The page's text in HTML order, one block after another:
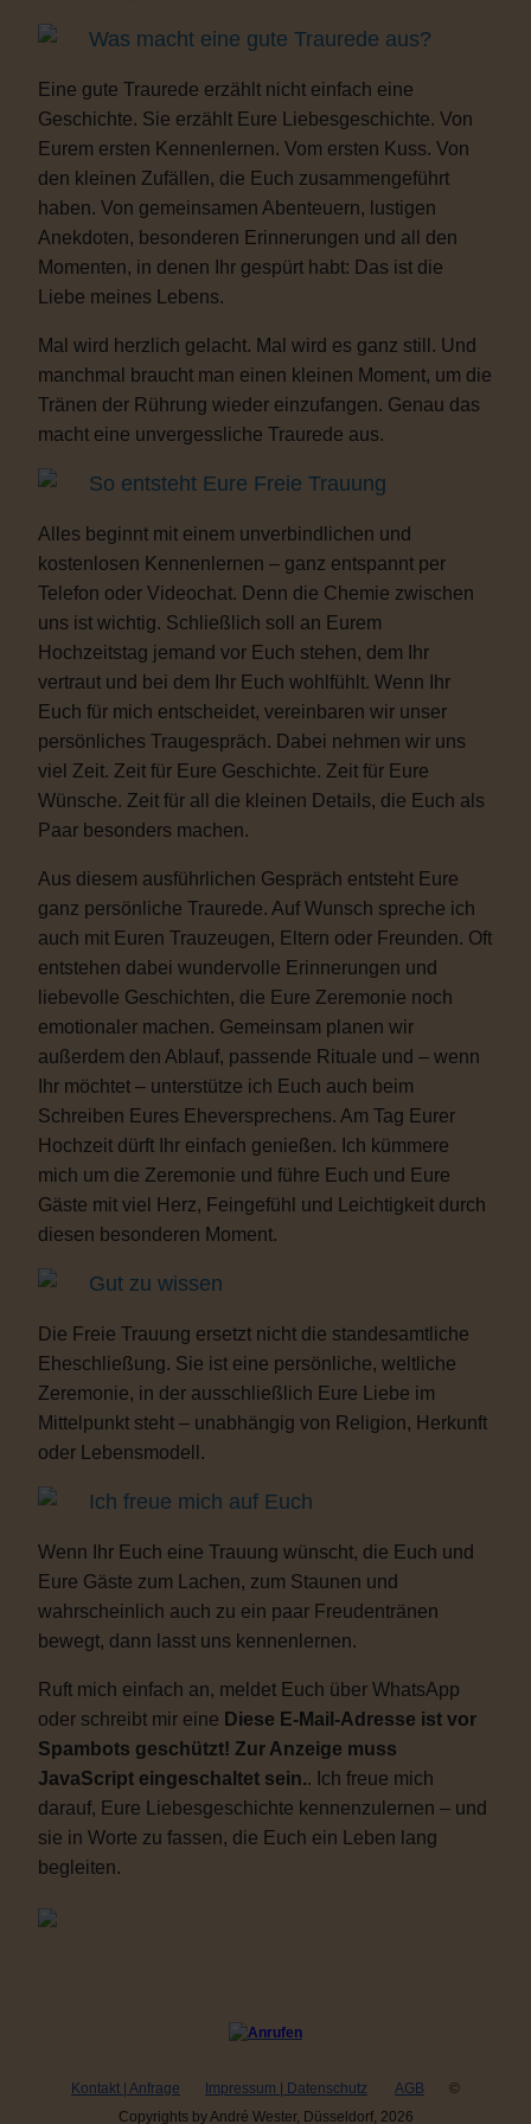
Was macht eine gute Traurede aus?
Eine gute Traurede erzählt nicht einfach eine
Geschichte. Sie erzählt Eure Liebesgeschichte. Von
Eurem ersten Kennenlernen. Vom ersten Kuss. Von
den kleinen Zufällen, die Euch zusammengeführt
haben. Von gemeinsamen Abenteuern, lustigen
Anekdoten, besonderen Erinnerungen und all den
Momenten, in denen Ihr gespürt habt: Das ist die
Liebe meines Lebens.
Mal wird herzlich gelacht. Mal wird es ganz still. Und
manchmal braucht man einen kleinen Moment, um die
Tränen der Rührung wieder einzufangen. Genau das
macht eine unvergessliche Traurede aus.
So entsteht Eure Freie Trauung
Alles beginnt mit einem unverbindlichen und
kostenlosen Kennenlernen – ganz entspannt per
Telefon oder Videochat. Denn die Chemie zwischen
uns ist wichtig. Schließlich soll an Eurem
Hochzeitstag jemand vor Euch stehen, dem Ihr
vertraut und bei dem Ihr Euch wohlfühlt. Wenn Ihr
Euch für mich entscheidet, vereinbaren wir unser
persönliches Traugespräch. Dabei nehmen wir uns
viel Zeit. Zeit für Eure Geschichte. Zeit für Eure
Wünsche. Zeit für all die kleinen Details, die Euch als
Paar besonders machen.
Aus diesem ausführlichen Gespräch entsteht Eure
ganz persönliche Traurede. Auf Wunsch spreche ich
auch mit Euren Trauzeugen, Eltern oder Freunden. Oft
entstehen dabei wundervolle Erinnerungen und
liebevolle Geschichten, die Eure Zeremonie noch
emotionaler machen. Gemeinsam planen wir
außerdem den Ablauf, passende Rituale und – wenn
Ihr möchtet – unterstütze ich Euch auch beim
Schreiben Eures Eheversprechens. Am Tag Eurer
Hochzeit dürft Ihr einfach genießen. Ich kümmere
mich um die Zeremonie und führe Euch und Eure
Gäste mit viel Herz, Feingefühl und Leichtigkeit durch
diesen besonderen Moment.
Gut zu wissen
Die Freie Trauung ersetzt nicht die standesamtliche
Eheschließung. Sie ist eine persönliche, weltliche
Zeremonie, in der ausschließlich Eure Liebe im
Mittelpunkt steht – unabhängig von Religion, Herkunft
oder Lebensmodell.
Ich freue mich auf Euch
Wenn Ihr Euch eine Trauung wünscht, die Euch und
Eure Gäste zum Lachen, zum Staunen und
wahrscheinlich auch zu ein paar Freudentränen
bewegt, dann lasst uns kennenlernen.
Ruft mich einfach an, meldet Euch über WhatsApp
oder schreibt mir eine Diese E-Mail-Adresse ist vor
Spambots geschützt! Zur Anzeige muss
JavaScript eingeschaltet sein.. Ich freue mich
darauf, Eure Liebesgeschichte kennenzulernen – und
sie in Worte zu fassen, die Euch ein Leben lang
begleiten.
Kontakt | Anfrage Impressum | Datenschutz AGB
©
Copyrights by André Wester, Düsseldorf, 2026